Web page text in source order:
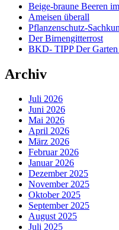
Beige-braune Beeren
Ameisen überall
Pflanzenschutz-
Der Birnengitterrost
BKD- TIPP Der
Archiv
Juli 2026
Juni 2026
Mai 2026
April 2026
März 2026
Februar 2026
Januar 2026
Dezember 2025
November 2025
Oktober 2025
September 2025
August 2025
Juli 2025